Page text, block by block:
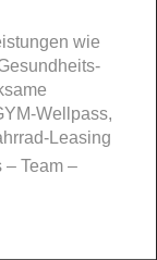
wie
Wellpass,
Leasing
– Team –